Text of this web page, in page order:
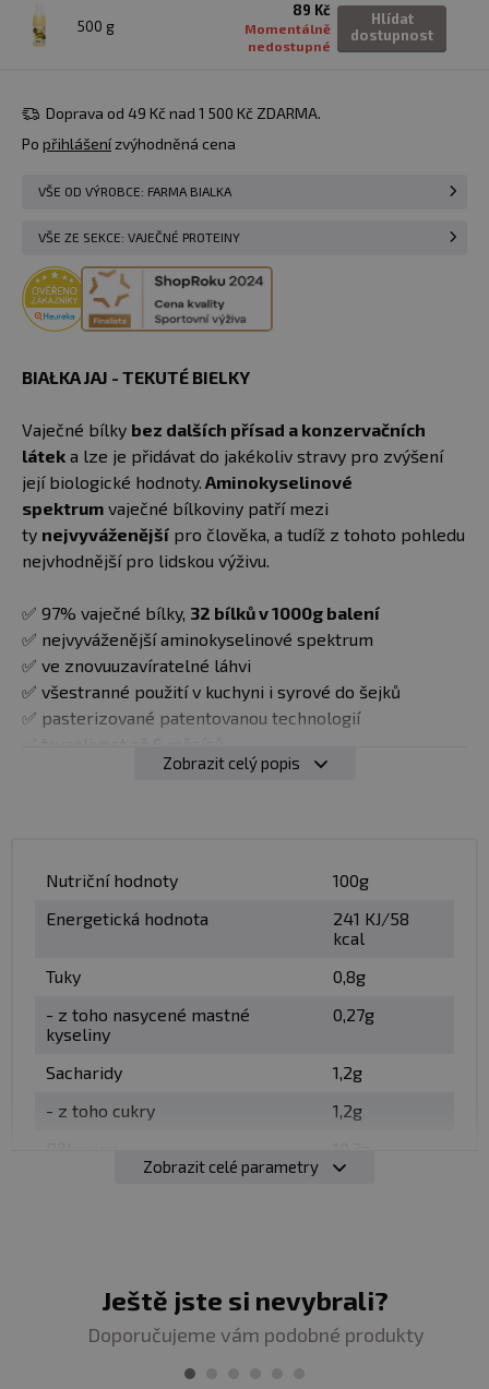
500 g
89 Kč
Momentálně
nedostupné
Hlídat
dostupnost
Doprava od 49 Kč nad 1 500 Kč ZDARMA.
Po přihlášenízvýhodněná cena
VŠE OD VÝROBCE: FARMA BIALKA
VŠE ZE SEKCE: VAJEČNÉ PROTEINY
BIAŁKA JAJ - TEKUTÉ BIELKY
Vaječné bílky bez dalších přísad a konzervačních
látek a lze je přidávat do jakékoliv stravy pro zvýšení
její biologické hodnoty. Aminokyselinové
spektrum vaječné bílkoviny patří mezi
ty nejvyváženější pro člověka, a tudíž z tohoto pohledu
nejvhodnější pro lidskou výživu.
✅ 97% vaječné bílky, 32 bílků v 1000g balení
✅ nejvyváženější aminokyselinové spektrum
✅ ve znovuuzavíratelné láhvi
✅ všestranné použití v kuchyni i syrové do šejků
✅ pasterizované patentovanou technologií
1000g balení
Minimální trvanlivost:
Upozornění:
Skladujte v suchu a při teplotě do 25 °C.
mrazem. Výrobce neručí za vady vzniklé nevhodným
skladováním a použitím. Díky patentovanému procesu
měsíců a není je nutné skladovat v lednici. Po otevření je
Upozornění pro alergiky:Alergeny ve složení produktu
Zobrazit celý popis
Nutriční hodnoty
100g
Energetická hodnota
241 KJ/58
kcal
Tuky
0,8g
- z toho nasycené mastné
kyseliny
0,27g
Sacharidy
1,2g
- z toho cukry
1,2g
pasterizovaný vaječný žloutek
Zobrazit celé parametry
Ještě jste si nevybrali?
Doporučujeme vám podobné produkty